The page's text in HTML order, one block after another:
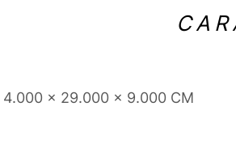
4.000 x 29.000 x 9.000 CM